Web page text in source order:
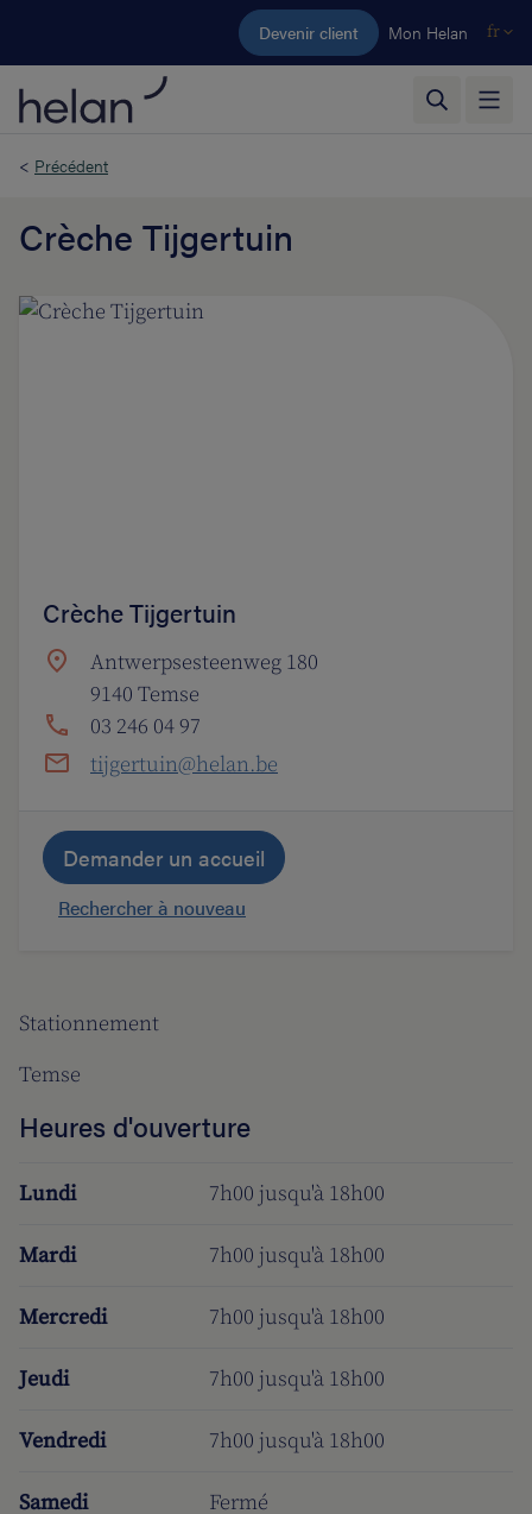
Aller au contenu principal
Devenir client Mon Helan fr
< Précédent
Crèche Tijgertuin
Stationnement
Temse
Heures d'ouverture
Lundi 7h00 jusqu'à 18h00
Mardi 7h00 jusqu'à 18h00
Mercredi 7h00 jusqu'à 18h00
Jeudi 7h00 jusqu'à 18h00
Vendredi 7h00 jusqu'à 18h00
Samedi Fermé
Crèche Tijgertuin
Antwerpsesteenweg 180
9140 Temse
03 246 04 97
tijgertuin@helan.be
Demander un accueil
Rechercher à nouveau